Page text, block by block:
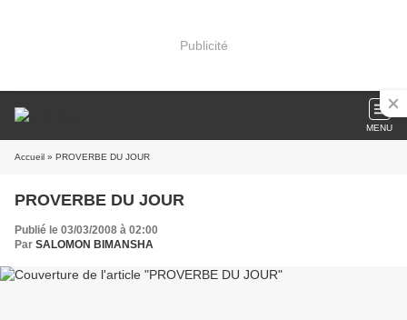
Publicité
MENU
Accueil » PROVERBE DU JOUR
PROVERBE DU JOUR
Publié le 03/03/2008 à 02:00
Par SALOMON BIMANSHA